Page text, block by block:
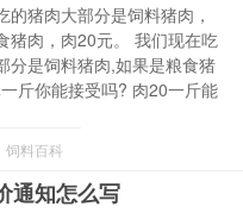
的猪肉大部分是饲料猪肉，
猪肉，肉20元。 我们现在吃
分是饲料猪肉,如果是粮食猪
斤你能接受吗? 肉20一斤能
饲料百科
通知怎么写